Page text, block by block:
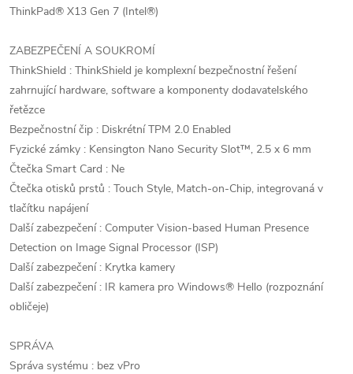
ThinkPad® X13 Gen 7 (Intel®)
ZABEZPEČENÍ A SOUKROMÍ
ThinkShield : ThinkShield je komplexní bezpečnostní řešení
zahrnující hardware, software a komponenty dodavatelského
řetězce
Bezpečnostní čip : Diskrétní TPM 2.0 Enabled
Fyzické zámky : Kensington Nano Security Slot™, 2.5 x 6 mm
Čtečka Smart Card : Ne
Čtečka otisků prstů : Touch Style, Match-on-Chip, integrovaná v
tlačítku napájení
Další zabezpečení : Computer Vision-based Human Presence
Detection on Image Signal Processor (ISP)
Další zabezpečení : Krytka kamery
Další zabezpečení : IR kamera pro Windows® Hello (rozpoznání
obličeje)
SPRÁVA
Správa systému : bez vPro